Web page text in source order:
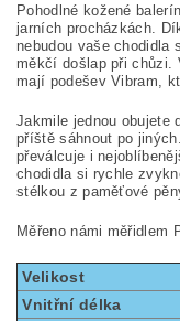
Pohodlné kožené
jarních procházkách.
nebudou vaše
měkčí došlap při chůzi.
mají podešev Vibram,
Jakmile jednou obujete
příště sáhnout po
převálcuje i
chodidla si rychle
stélkou z paměťové
Měřeno námi měřidlem
Velikost
Vnitřní délka